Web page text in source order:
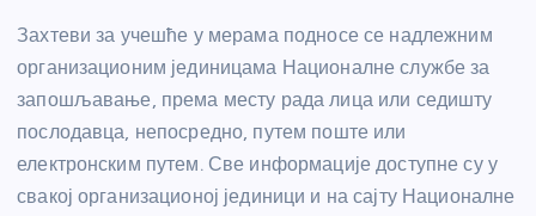
Захтеви за учешће у мерама подносе се надлежним
организационим јединицама Националне службе за
запошљавање, према месту рада лица или седишту
послодавца, непосредно, путем поште или
електронским путем. Све информације доступне су у
свакој организационој јединици и на сајту Националне